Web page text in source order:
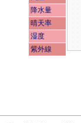
降水量
晴天率
湿度
紫外線